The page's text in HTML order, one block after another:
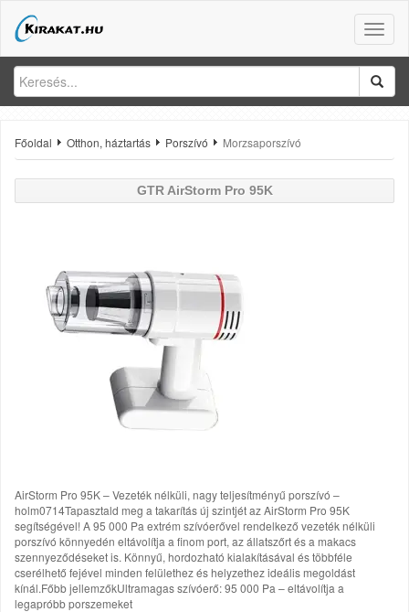
Toggle
Főoldal Otthon, háztartás Porszívó Morzsaporszívó
GTR AirStorm Pro 95K
AirStorm Pro 95K – Vezeték nélküli, nagy teljesítményű porszívó –
holm0714Tapasztald meg a takarítás új szintjét az AirStorm Pro 95K
segítségével! A 95 000 Pa extrém szívóerővel rendelkező vezeték nélküli
porszívó könnyedén eltávolítja a finom port, az állatszőrt és a makacs
szennyeződéseket is. Könnyű, hordozható kialakításával és többféle
cserélhető fejével minden felülethez és helyzethez ideális megoldást
kínál.Főbb jellemzőkUltramagas szívóerő: 95 000 Pa – eltávolítja a
legapróbb porszemeket